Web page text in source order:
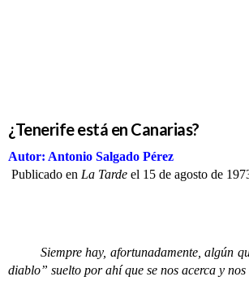
¿Tenerife está en Canarias?
Autor: Antonio Salgado Pérez
Publicado en La Tarde el 15 de agosto de
Siempre hay, afortunadamente, algún
diablo” suelto por ahí que se nos acerca y nos